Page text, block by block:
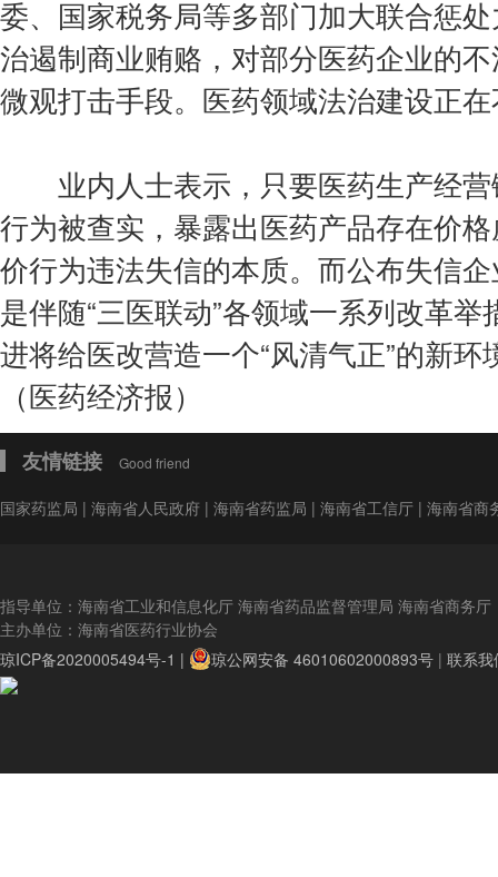
委、国家税务局等多部门加大联合惩
治遏制商业贿赂，对部分医药企业的
微观打击手段。医药领域法治建设正
业内人士表示，只要医药生产经营
行为被查实，暴露出医药产品存在价
价行为违法失信的本质。而公布失信
是伴随“三医联动”各领域一系列改革
进将给医改营造一个“风清气正”的新环
（医药经济报）
友情链接 Good friend
国家药监局 | 海南省人民政府 | 海南省药监局 | 海南省工信厅 | 海南省商
指导单位：海南省工业和信息化厅 海南省药品监督管理局 海南省商务厅
主办单位：海南省医药行业协会
琼ICP备2020005494号-1 |
琼公网安备 46010602000893号 | 联系我